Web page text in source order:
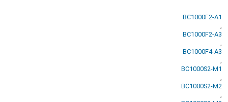
BC1000F2-A1
BC1000F2-A3
BC1000F4-A3
BC1000S2-M1
BC1000S2-M2